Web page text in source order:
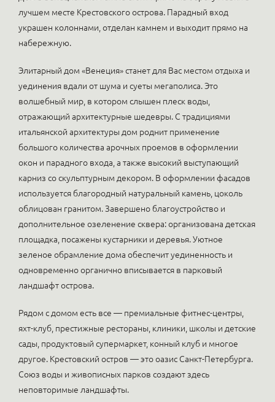
лучшем месте Крестовского острова. Парадный вход
украшен колоннами, отделан камнем и выходит прямо на
набережную.
Элитарный дом «Венеция» станет для Вас местом отдыха и
уединения вдали от шума и суеты мегаполиса. Это
волшебный мир, в котором слышен плеск воды,
отражающий архитектурные шедевры. С традициями
итальянской архитектуры дом роднит применение
большого количества арочных проемов в оформлении
окон и парадного входа, а также высокий выступающий
карниз со скульптурным декором. В оформлении фасадов
используется благородный натуральный камень, цоколь
облицован гранитом. Завершено благоустройство и
дополнительное озеленение сквера: организована детская
площадка, посажены кустарники и деревья. Уютное
зеленое обрамление дома обеспечит уединенность и
одновременно органично вписывается в парковый
ландшафт острова.
Рядом с домом есть все — премиальные фитнес-центры,
яхт-клуб, престижные рестораны, клиники, школы и детские
сады, продуктовый супермаркет, конный клуб и многое
другое. Крестовский остров — это оазис Санкт-Петербурга.
Союз воды и живописных парков создают здесь
неповторимые ландшафты.